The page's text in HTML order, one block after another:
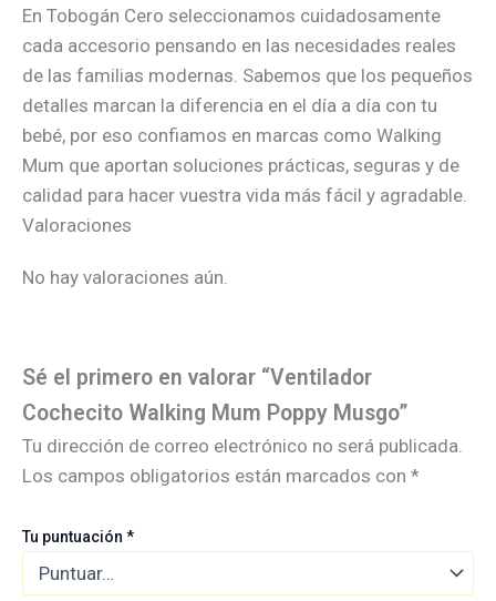
En Tobogán Cero seleccionamos cuidadosamente
cada accesorio pensando en las necesidades reales
de las familias modernas. Sabemos que los pequeños
detalles marcan la diferencia en el día a día con tu
bebé, por eso confiamos en marcas como Walking
Mum que aportan soluciones prácticas, seguras y de
calidad para hacer vuestra vida más fácil y agradable.
Valoraciones
No hay valoraciones aún.
Sé el primero en valorar “Ventilador
Cochecito Walking Mum Poppy Musgo”
Tu dirección de correo electrónico no será publicada.
Los campos obligatorios están marcados con *
Tu puntuación *